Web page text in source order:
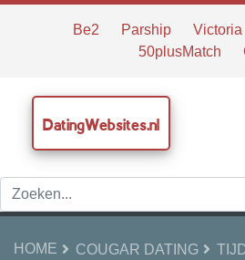
Be2 Parship Victoria
50plusMatch
DatingWebsites.nl
HOME COUGAR DATING